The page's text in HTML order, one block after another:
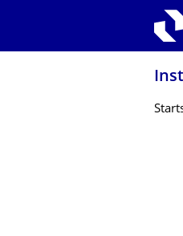
Zur Hauptnavigation springen